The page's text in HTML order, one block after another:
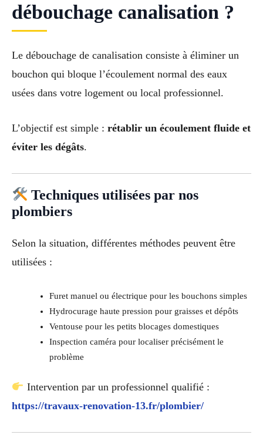
débouchage canalisation ?
Le débouchage de canalisation consiste à éliminer un
bouchon qui bloque l’écoulement normal des eaux
usées dans votre logement ou local professionnel.
L’objectif est simple : rétablir un écoulement fluide et
éviter les dégâts.
Techniques utilisées par nos
plombiers
Selon la situation, différentes méthodes peuvent être
utilisées :
Furet manuel ou électrique pour les bouchons simples
Hydrocurage haute pression pour graisses et dépôts
Ventouse pour les petits blocages domestiques
Inspection caméra pour localiser précisément le
problème
Intervention par un professionnel qualifié :
https://travaux-renovation-13.fr/plombier/